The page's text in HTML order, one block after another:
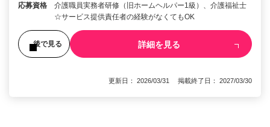
応募資格
介護職員実務者研修（旧ホームヘルパー1級）、介護福祉士
☆サービス提供責任者の経験がなくてもOK
後で見る 詳細を見る
更新日： 2026/03/31 掲載終了日： 2027/03/30